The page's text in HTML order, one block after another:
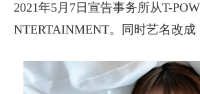
2021年5月7日宣告事务所从T-
NTERTAINMENT。同时艺名改成